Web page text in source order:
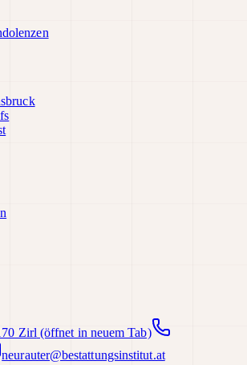
Zirl (öffnet in neuem Tab)
neurauter@bestattungsinstitut.at